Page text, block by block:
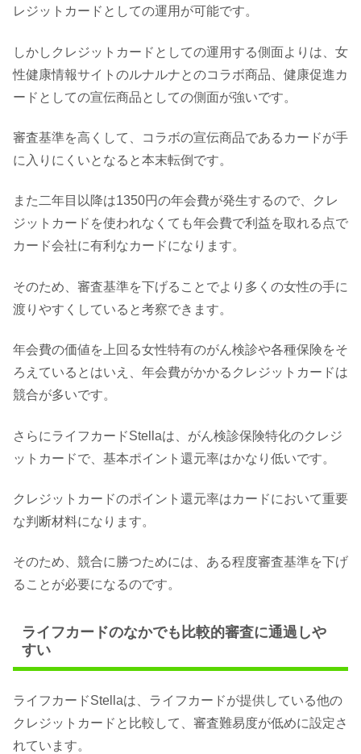
レジットカードとしての運用が可能です。
しかしクレジットカードとしての運用する側面よりは、女
性健康情報サイトのルナルナとのコラボ商品、健康促進カ
ードとしての宣伝商品としての側面が強いです。
審査基準を高くして、コラボの宣伝商品であるカードが手
に入りにくいとなると本末転倒です。
また二年目以降は1350円の年会費が発生するので、クレ
ジットカードを使われなくても年会費で利益を取れる点で
カード会社に有利なカードになります。
そのため、審査基準を下げることでより多くの女性の手に
渡りやすくしていると考察できます。
年会費の価値を上回る女性特有のがん検診や各種保険をそ
ろえているとはいえ、年会費がかかるクレジットカードは
競合が多いです。
さらにライフカードStellaは、がん検診保険特化のクレジ
ットカードで、基本ポイント還元率はかなり低いです。
クレジットカードのポイント還元率はカードにおいて重要
な判断材料になります。
そのため、競合に勝つためには、ある程度審査基準を下げ
ることが必要になるのです。
ライフカードのなかでも比較的審査に通過しや
すい
ライフカードStellaは、ライフカードが提供している他の
クレジットカードと比較して、審査難易度が低めに設定さ
れています。